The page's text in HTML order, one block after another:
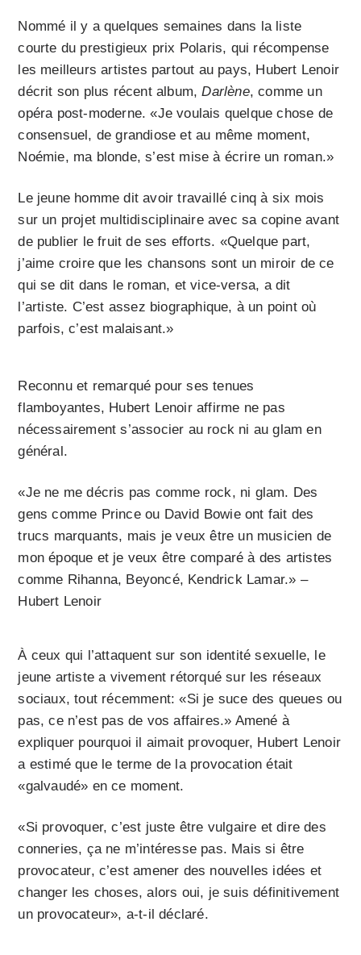
Nommé il y a quelques semaines dans la liste
courte du prestigieux prix Polaris, qui récompense
les meilleurs artistes partout au pays, Hubert Lenoir
décrit son plus récent album,Darlène, comme un
opéra post-moderne. «Je voulais quelque chose de
consensuel, de grandiose et au même moment,
Noémie, ma blonde, s’est mise à écrire un roman.»
Le jeune homme dit avoir travaillé cinq à six mois
sur un projet multidisciplinaire avec sa copine avant
de publier le fruit de ses efforts. «Quelque part,
j’aime croire que les chansons sont un miroir de ce
qui se dit dans le roman, et vice-versa, a dit
l’artiste. C’est assez biographique, à un point où
parfois, c’est malaisant.»
Reconnu et remarqué pour ses tenues
flamboyantes, Hubert Lenoir affirme ne pas
nécessairement s’associer au rock ni au glam en
général.
«Je ne me décris pas comme rock, ni glam. Des
gens comme Prince ou David Bowie ont fait des
trucs marquants, mais je veux être un musicien de
mon époque et je veux être comparé à des artistes
comme Rihanna, Beyoncé, Kendrick Lamar.» –
Hubert Lenoir
À ceux qui l’attaquent sur son identité sexuelle, le
jeune artiste a vivement rétorqué sur les réseaux
sociaux, tout récemment: «Si je suce des queues ou
pas, ce n’est pas de vos affaires.» Amené à
expliquer pourquoi il aimait provoquer, Hubert Lenoir
a estimé que le terme de la provocation était
«galvaudé» en ce moment.
«Si provoquer, c’est juste être vulgaire et dire des
conneries, ça ne m’intéresse pas. Mais si être
provocateur, c’est amener des nouvelles idées et
changer les choses, alors oui, je suis définitivement
un provocateur», a-t-il déclaré.